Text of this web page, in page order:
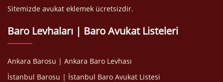
Sitemizde avukat eklemek ücretsizdir.
Baro Levhaları | Baro Avukat Listeleri
Ankara Barosu | Ankara Baro Levhası
İstanbul Barosu | İstanbul Baro Avukat Listesi